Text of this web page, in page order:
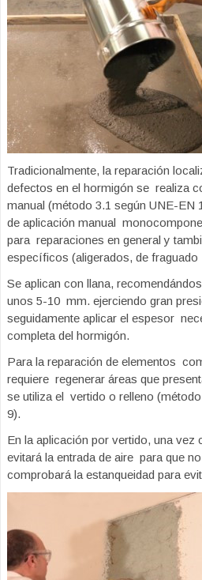
Tradicionalmente, la reparación
defectos en el hormigón se realiza
manual (método 3.1 según UNE-EN
de aplicación manual
para reparaciones en general y
específicos (aligerados, de fraguado
Se aplican con llana,
unos 5-10 mm. ejerciendo gran
seguidamente aplicar el espesor
completa del hormigón.
Para la reparación de elementos
requiere regenerar áreas que
se utiliza el vertido o relleno
9).
En la aplicación por vertido, una
evitará la entrada de aire para que
comprobará la estanqueidad para